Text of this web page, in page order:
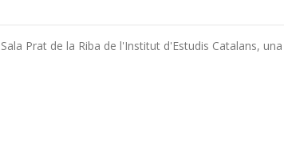
Prat de la Riba de l'Institut d'Estudis Catalans, una